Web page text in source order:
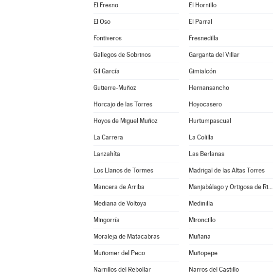
El Fresno El Hornillo
El Oso El Parral
Fontiveros Fresnedilla
Gallegos de Sobrinos Garganta del Villar
Gil García Gimialcón
Gutierre-Muñoz Hernansancho
Horcajo de las Torres Hoyocasero
Hoyos de Miguel Muñoz Hurtumpascual
La Carrera La Colilla
Lanzahíta Las Berlanas
Los Llanos de Tormes Madrigal de las Altas Torres
Mancera de Arriba Manjabálago y Ortigosa de Rioalmar
Mediana de Voltoya Medinilla
Mingorría Mironcillo
Moraleja de Matacabras Muñana
Muñomer del Peco Muñopepe
Narrillos del Rebollar Narros del Castillo